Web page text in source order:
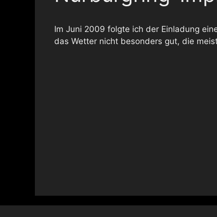
Im Juni 2009 folgte ich der Einladung
das Wetter nicht besonders gut, die